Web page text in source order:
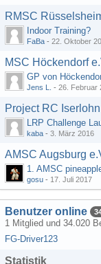
RMSC
Indoor Training?
FaBa - 22. Oktober
MSC Höckendorf
GP von
Jens L. - 26. Februar
Project RC Iserlohn
LRP Challenge
kaba - 3. März 2016
AMSC Augsburg
1. AMSC
gosu - 17. Juli 2017
Benutzer online
1 Mitglied und 34.020
FG-Driver123
Statistik